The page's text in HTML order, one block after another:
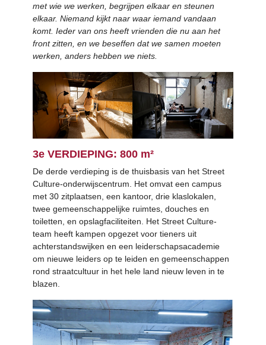
met wie we werken, begrijpen elkaar en steunen
elkaar. Niemand kijkt naar waar iemand vandaan
komt. Ieder van ons heeft vrienden die nu aan het
front zitten, en we beseffen dat we samen moeten
werken, anders hebben we niets.
3e VERDIEPING: 800 m²
De derde verdieping is de thuisbasis van het Street
Culture-onderwijscentrum. Het omvat een campus
met 30 zitplaatsen, een kantoor, drie klaslokalen,
twee gemeenschappelijke ruimtes, douches en
toiletten, en opslagfaciliteiten. Het Street Culture-
team heeft kampen opgezet voor tieners uit
achterstandswijken en een leiderschapsacademie
om nieuwe leiders op te leiden en gemeenschappen
rond straatcultuur in het hele land nieuw leven in te
blazen.